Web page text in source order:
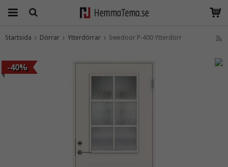
Startsida Dörrar Ytterdörrar Swedoor P-400 Ytterdörr
-40%